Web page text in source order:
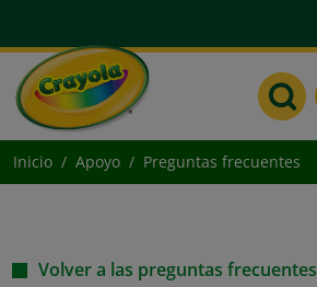
Inicio Apoyo Preguntas frecuentes
Volver a las preguntas frecuentes